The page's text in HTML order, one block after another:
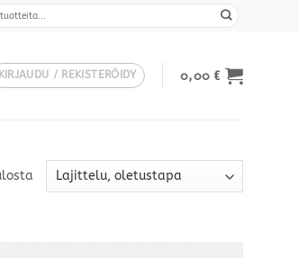
KIRJAUDU / REKISTERÖIDY 0,00€